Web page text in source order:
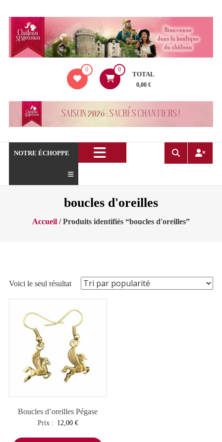
contenu
de
Mesmin
0 0
TOTAL
0,00 €
NOTRE ÉCHOPPE
boucles d'oreilles
Accueil/ Produits identifiés “boucles d'oreilles”
Voici le seul résultat
Boucles d’oreilles Pégase
Prix : 12,00 €